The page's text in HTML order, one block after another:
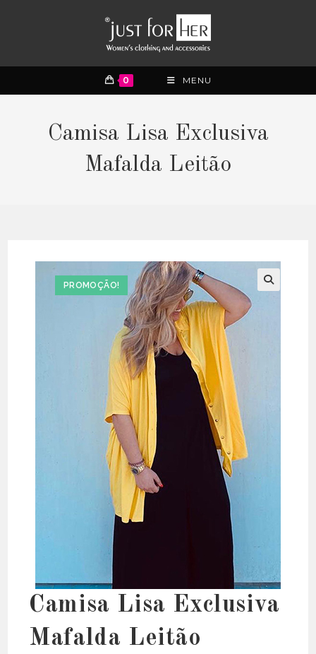
0 MENU
Camisa Lisa Exclusiva
Mafalda Leitão
PROMOÇÃO!
Camisa Lisa Exclusiva
Mafalda Leitão